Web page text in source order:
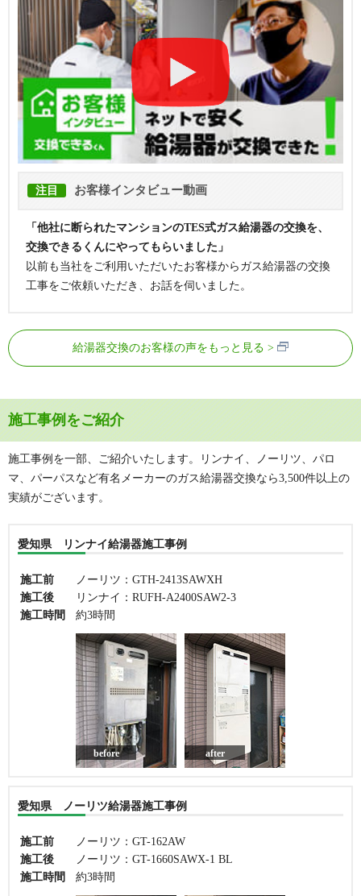
注目 お客様インタビュー動画
「他社に断られたマンションのTES式ガス給湯器の交換を、
交換できるくんにやってもらいました」
以前も当社をご利用いただいたお客様からガス給湯器の交換
工事をご依頼いただき、お話を伺いました。
給湯器交換のお客様の声をもっと見る
施工事例をご紹介
施工事例を一部、ご紹介いたします。リンナイ、ノーリツ、パロ
マ、パーパスなど有名メーカーのガス給湯器交換なら3,500件以上の
実績がございます。
愛知県 リンナイ給湯器施工事例
施工前
ノーリツ：GTH-2413SAWXH
施工後
リンナイ：RUFH-A2400SAW2-3
施工時間
約3時間
before after
愛知県 ノーリツ給湯器施工事例
施工前
ノーリツ：GT-162AW
施工後
ノーリツ：GT-1660SAWX-1 BL
施工時間
約3時間